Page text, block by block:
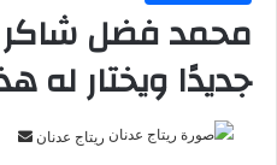
محمد فضل شاكر
جديدًا ويختار له
ريتاج عدنان